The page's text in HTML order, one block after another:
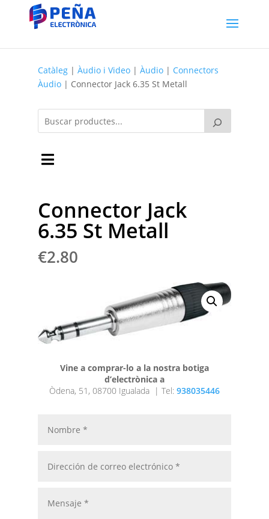
Catàleg| Àudio i Video| Àudio| Connectors
Àudio| Connector Jack 6.35 St Metall
Connector Jack
6.35 St Metall
€2.80
Vine a comprar-lo a la nostra botiga
d’electrònica a
Òdena, 51, 08700 Igualada | Tel: 938035446